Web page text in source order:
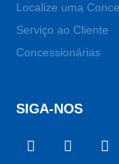
Localize uma
Serviço ao Cliente
Concessionárias
SIGA-NOS